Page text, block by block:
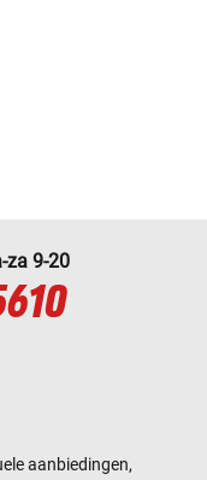
za 9-20
aanbiedingen,